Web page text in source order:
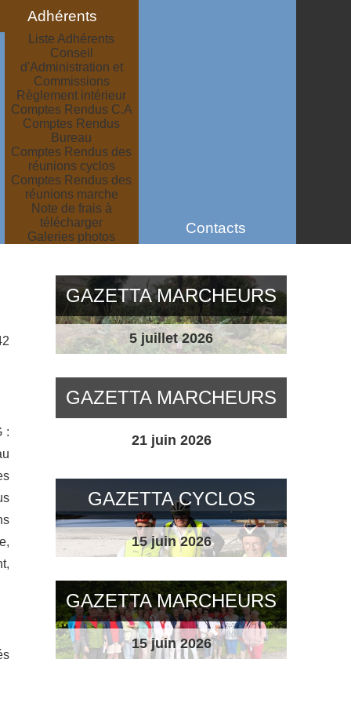
Adhérents
Liste Adhérents
Conseil
d'Administration et
Commissions
Règlement intérieur
Comptes Rendus C.A
Comptes Rendus
Bureau
Comptes Rendus des
réunions cyclos
Comptes Rendus des
réunions marche
Note de frais à
télécharger
Galeries photos
Contacts
:
GAZETTA MARCHEURS
5 juillet 2026
GAZETTA MARCHEURS
21 juin 2026
GAZETTA CYCLOS
15 juin 2026
GAZETTA MARCHEURS
15 juin 2026